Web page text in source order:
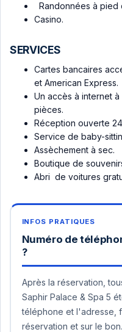
Randonnées à pied
Casino.
SERVICES
Cartes bancaires
et American Express.
Un accès à internet
pièces.
Réception ouverte
Service de baby-
Assèchement à sec.
Boutique de
Abri de voitures
Numéro de
?
Après la réservation,
Saphir Palace & Spa 5
téléphone et l'adresse,
réservation et sur le bon.